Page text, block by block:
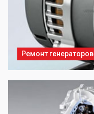
Ремонт генераторов